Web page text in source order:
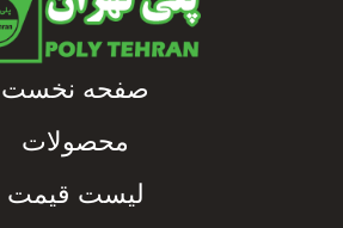
صفحه نخست
محصولات
لیست قیمت